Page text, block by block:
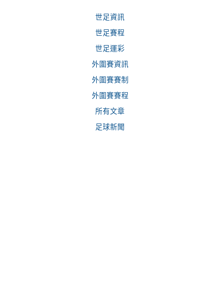
世足資訊
世足賽程
世足運彩
外圍賽資訊
外圍賽賽制
外圍賽賽程
所有文章
足球新聞